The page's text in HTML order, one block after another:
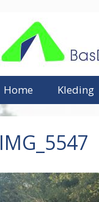
Home Kleding
IMG_5547